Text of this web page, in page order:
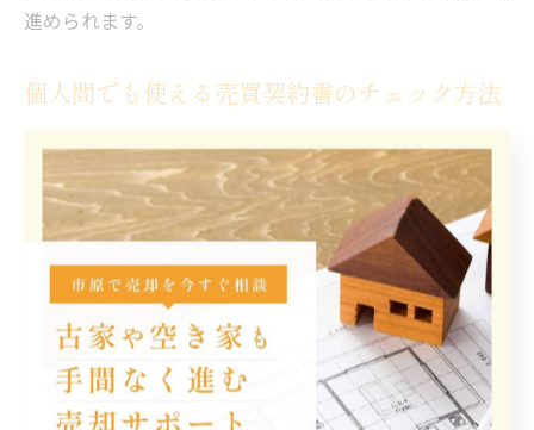
進められます。
個人間でも使える売買契約書のチェック方法
不動産売却は不動産会社を介さず、個人間でも行うこと
ができますが、その場合でも売買契約書の作成とチェッ
クは不可欠です。個人間取引では、契約書の雛形や見本
を活用し、記載漏れや不備がないかを慎重に確認しまし
ょう。特に「不動産売買契約書 個人間」「不動産売買契
約書 雛形」といった資料を参考にすることで、必要事項
を網羅できます。
チェックポイントとしては、売買代金・支払い方法・引